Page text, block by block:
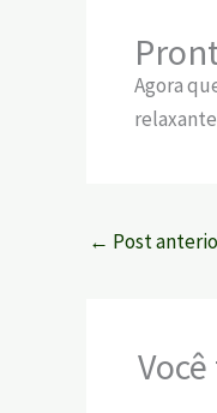
Agora
← Post